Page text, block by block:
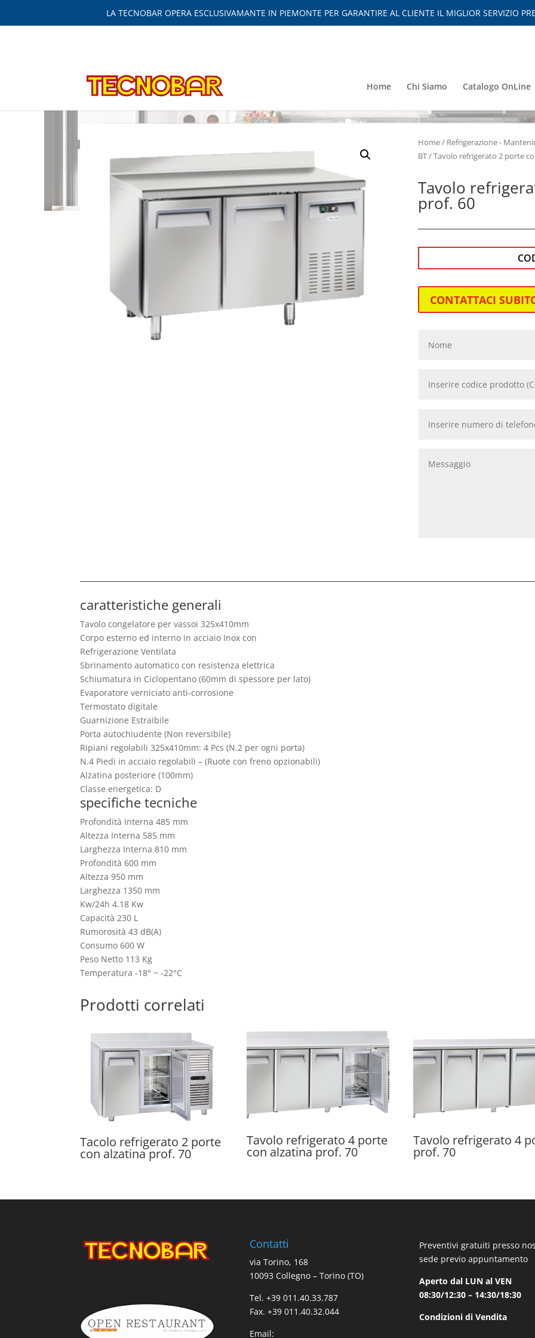
LA TECNOBAR OPERA ESCLUSIVAMANTE IN PIEMONTE PER GARANTIRE AL CLIENTE IL MIGLIOR SERVIZIO
Home Chi Siamo Catalogo OnLine
Home/ Refrigerazione -
BT/ Tavolo refrigerato 2 porte
Tavolo
prof. 60
CONTATTACI
caratteristiche generali
Tavolo congelatore per vassoi 325x410mm
Corpo esterno ed interno in acciaio Inox con
Refrigerazione Ventilata
Sbrinamento automatico con resistenza elettrica
Schiumatura in Ciclopentano (60mm di spessore per lato)
Evaporatore verniciato anti-corrosione
Termostato digitale
Guarnizione Estraibile
Porta autochiudente (Non reversibile)
Ripiani regolabili 325x410mm: 4 Pcs (N.2 per ogni porta)
N.4 Piedi in acciaio regolabili – (Ruote con freno opzionabili)
Alzatina posteriore (100mm)
Classe energetica: D
specifiche tecniche
Profondità Interna 485 mm
Altezza Interna 585 mm
Larghezza Interna 810 mm
Profondità 600 mm
Altezza 950 mm
Larghezza 1350 mm
Kw/24h 4.18 Kw
Capacità 230 L
Rumorosità 43 dB(A)
Consumo 600 W
Peso Netto 113 Kg
Temperatura -18° ~ -22°C
Prodotti correlati
Tacolo refrigerato 2 porte
con alzatina prof. 70
Tavolo refrigerato 4 porte
con alzatina prof. 70
Tavolo refrigerato 4
prof. 70
Contatti
via Torino, 168
10093 Collegno – Torino (TO)
Tel. +39 011.40.33.787
Fax. +39 011.40.32.044
Email:
Preventivi gratuiti presso
sede previo appuntamento
Aperto dal LUN al VEN
08:30/12:30 – 14:30/18:30
Condizioni di Vendita